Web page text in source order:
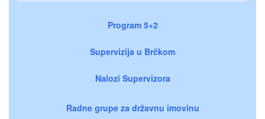
Program 5+2
Supervizija u Brčkom
Nalozi Supervizora
Radne grupe za državnu imovinu